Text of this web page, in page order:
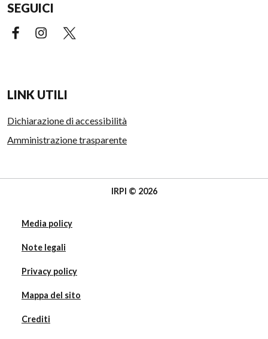
SEGUICI
Facebook (link esterno)
Instagram (link esterno)
LINK UTILI
Dichiarazione di accessibilità
Amministrazione trasparente
IRPI © 2026
Media policy
Note legali
Privacy policy
Mappa del sito
Crediti